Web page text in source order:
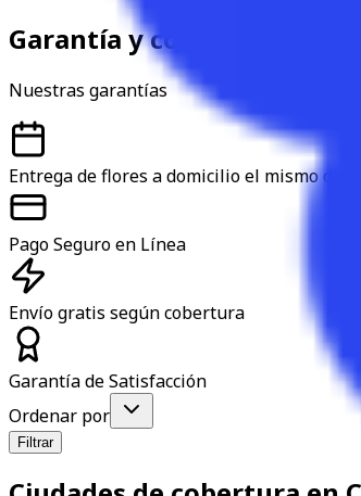
Garantía y confianza
Nuestras garantías
Entrega de flores a domicilio el mismo día
Pago Seguro en Línea
Envío gratis según cobertura
Garantía de Satisfacción
Ordenar por
Filtrar